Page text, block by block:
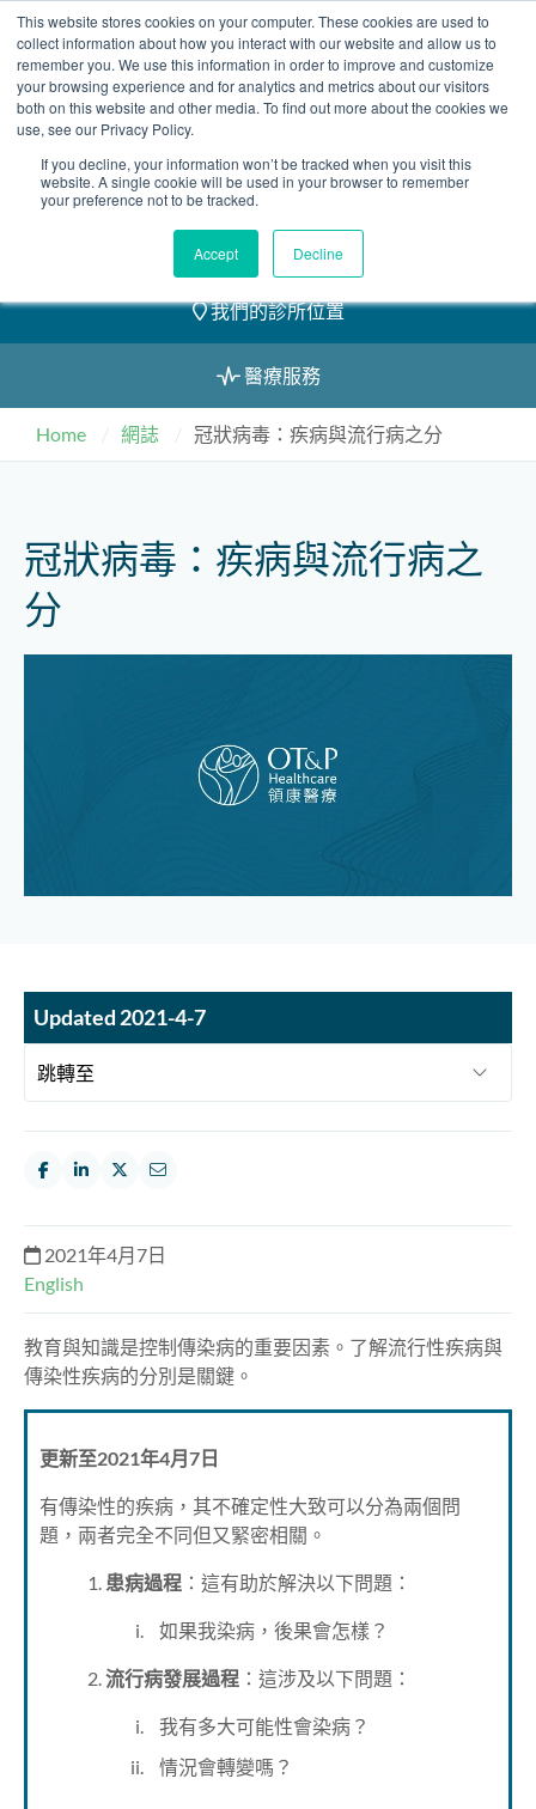
This website stores cookies on your computer. These cookies are used to
collect information about how you interact with our website and allow us to
remember you. We use this information in order to improve and customize
your browsing experience and for analytics and metrics about our visitors
both on this website and other media. To find out more about the cookies we
use, see our Privacy Policy.
If you decline, your information won’t be tracked when you visit this
website. A single cookie will be used in your browser to remember
your preference not to be tracked.
Accept Decline
Skip
to
content
2155 9055
預約
我們的醫護團隊
我們的診所位置
醫療服務
Home 網誌 冠狀病毒：疾病與流行病之分
冠狀病毒：疾病與流行病之
分
Updated 2021-4-7
2021年4月7日
English
教育與知識是控制傳染病的重要因素。了解流行性疾病與
傳染性疾病的分別是關鍵。
更新至2021年4月7日
有傳染性的疾病，其不確定性大致可以分為兩個問
題，兩者完全不同但又緊密相關。
1. 患病過程 ：這有助於解決以下問題：
如果我染病，後果會怎樣？
2.流行病發展過程 ：這涉及以下問題：
我有多大可能性會染病？
情況會轉變嗎？